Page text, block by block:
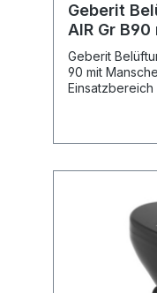
Geberit
AIR Gr
110 Silent-
Geberit
90 mit
Schwerkraft-
nach DIN EN